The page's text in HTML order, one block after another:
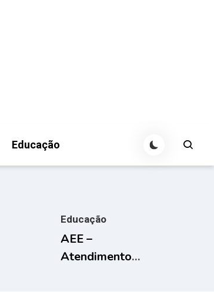
Educação
Educação
AEE –
Atendimento